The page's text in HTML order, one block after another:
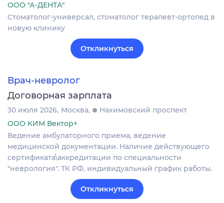
ООО "А-ДЕНТА"
Стоматолог-универсал, стоматолог терапевт-ортопед в
новую клинику
Откликнуться
Врач-невролог
Договорная зарплата
30 июля 2026 Москва
Нахимовский проспект
ООО КИМ Вектор+
Ведение амбулаторного приема, ведение
медицинской документации. Наличие действующего
сертификата\аккредитации по специальности
"неврология". ТК РФ, индивидуальный график работы.
Откликнуться